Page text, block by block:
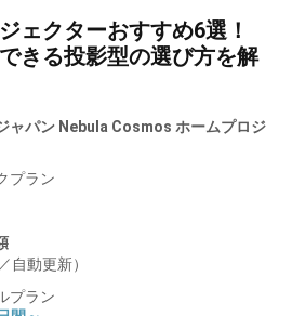
ェクターおすすめ6選！
きる投影型の選び方を解
ャパン Nebula Cosmos ホームプロジ
プラン
自動更新）
プラン